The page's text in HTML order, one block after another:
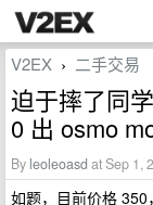
V2EX › 二手交易
迫于摔了同
0 出 osmo
By leoleoasd at Sep 1,
如题，目前价格 350